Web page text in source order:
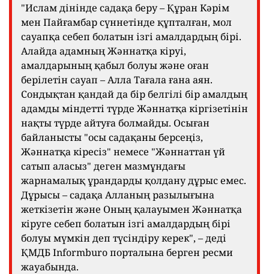
"Ислам дінінде садақа беру – Құран Кәрім
мен Пайғамбар сүннетінде құпталған, мол
сауапқа себеп болатын ізгі амалдардың бірі.
Алайда адамның Жәннатқа кіруі,
амалдарының қабыл болуы және оған
берілетін сауап – Алла Тағала ғана аян.
Сондықтан қандай да бір белгілі бір амалдың
адамды міндетті түрде Жәннатқа кіргізетінін
нақты түрде айтуға болмайды. Осыған
байланысты "осы садақаны берсеңіз,
Жәннатқа кіресіз" немесе "Жәннаттан үй
сатып аласыз" деген мазмұндағы
жарнамалық ұрандарды қолдану дұрыс емес.
Дұрысы – садақа Алланың разылығына
жеткізетін және Оның қалауымен Жәннатқа
кіруге себеп болатын ізгі амалдардың бірі
болуы мүмкін деп түсіндіру керек", – деді
ҚМДБ Informburo порталына берген ресми
жауабында.